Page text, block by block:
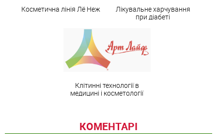
Косметична лінія Лё Неж
Лікувальне харчування
при діабеті
Клітинні технології в
медицині і косметології
КОМЕНТАРІ